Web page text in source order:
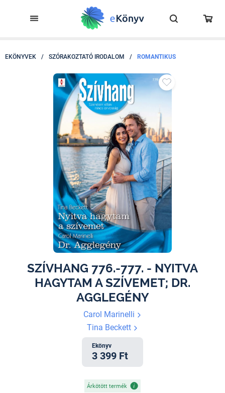
EKÖNYVEK / SZÓRAKOZTATÓ IRODALOM / ROMANTIKUS
SZÍVHANG 776.-777. - NYITVA
HAGYTAM A SZÍVEMET; DR.
AGGLEGÉNY
Carol Marinelli
Tina Beckett
Ekönyv
3 399 Ft
Árkötött termék